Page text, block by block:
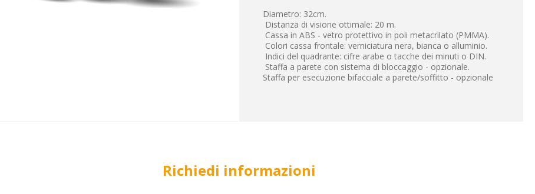
Diametro: 32cm.
Distanza di visione ottimale: 20 m.
Cassa in ABS - vetro protettivo in poli metacrilato (PMMA).
Colori cassa frontale: verniciatura nera, bianca o alluminio.
Indici del quadrante: cifre arabe o tacche dei minuti o DIN.
Staffa a parete con sistema di bloccaggio - opzionale.
Staffa per esecuzione bifacciale a parete/soffitto - opzionale
Richiedi informazioni